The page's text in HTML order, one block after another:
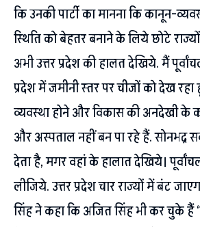
कि उनकी पार्टी का मानना कि कानून-
स्थिति को बेहतर बनाने के लिये छोटे
अभी उत्तर प्रदेश की हालत देखिये. मैं
प्रदेश में जमीनी स्तर पर चीजों को देख
व्यवस्था होने और विकास की अनदेखी
और अस्पताल नहीं बन पा रहे हैं. सोनभद्र
देता है, मगर वहां के हालात देखिये।
लीजिये. उत्तर प्रदेश चार राज्यों में बंट
सिंह ने कहा कि अजित सिंह भी कर चुके हैं